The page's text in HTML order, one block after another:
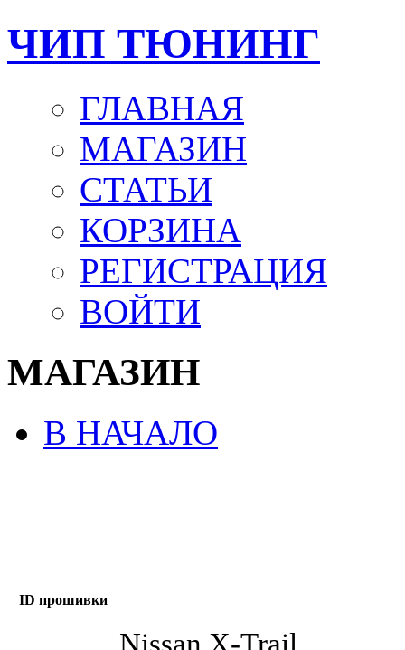
ЧИП ТЮНИНГ
ГЛАВНАЯ
МАГАЗИН
СТАТЬИ
КОРЗИНА
РЕГИСТРАЦИЯ
ВОЙТИ
МАГАЗИН
В НАЧАЛО
ID прошивки
Nissan X-Trail